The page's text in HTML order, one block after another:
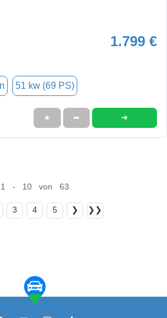
1.799 €
51 kw (69 PS)
★ ➦ ➜
1 - 10 von 63
3 4 5 ❯ ❯❯